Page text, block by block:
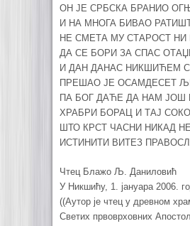
ОН ЈЕ СРБСКА БРАНИО
И НА МНОГА БИВАО
НЕ СМЕТА МУ СТАРОСТ НИ
ДА СЕ БОРИ ЗА СПАС
И ДАН ДАНАС НИКШИЋЕМ
ПРЕШАО ЈЕ ОСАМДЕСЕТ
ПА БОГ ДАЋЕ ДА НАМ ЈОШ
ХРАБРИ БОРАЦ И ТАЈ
ШТО КРСТ ЧАСНИ НИКАД
ИСТИНИТИ ВИТЕЗ
Чтец Блажо Љ. Даниловић
У Никшићу, 1. јануара 2006.
((Аутор је чтец у древном
Светих првоврховних